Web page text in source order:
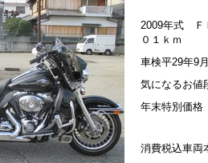
2009年式 Ｆ
０１ｋｍ
車検平29年9
気になるお値
年末特別価格
消費税込車両